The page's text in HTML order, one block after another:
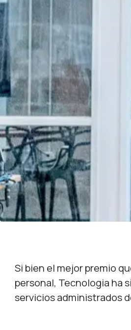
Si bien el mejor premio
personal, Tecnologia ha
servicios administrados